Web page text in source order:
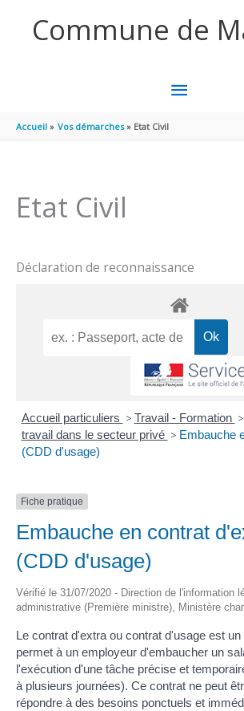
Commune de
MENU
Accueil Vos démarches Etat Civil
Etat Civil
Déclaration de reconnaissance
Accueil particuliers > Travail - Formation >
travail dans le secteur privé > Embauche
(CDD d'usage)
Fiche pratique
Embauche en contrat
(CDD d'usage)
Vérifié le 31/07/2020 - Direction de l'information
administrative (Première ministre), Ministère
Le contrat d'extra ou contrat d'usage est un
permet à un employeur d'embaucher un
l'exécution d'une tâche précise et
à plusieurs journées). Ce contrat ne peut
répondre à des besoins ponctuels et